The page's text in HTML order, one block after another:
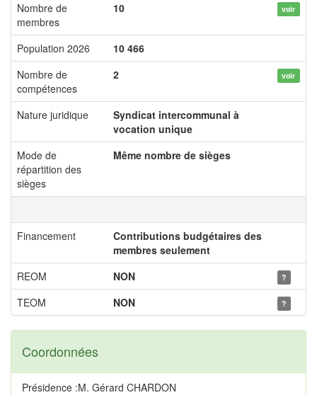
Nombre de
membres
10 voir
Population 2026
10 466
Nombre de
compétences
2 voir
Nature juridique
Syndicat intercommunal à
vocation unique
Mode de
répartition des
sièges
Même nombre de sièges
Financement
Contributions budgétaires des
membres seulement
REOM
NON ?
TEOM NON ?
Coordonnées
Présidence :M. Gérard CHARDON